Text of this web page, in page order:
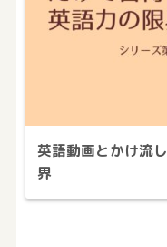
英語動画とかけ流
界